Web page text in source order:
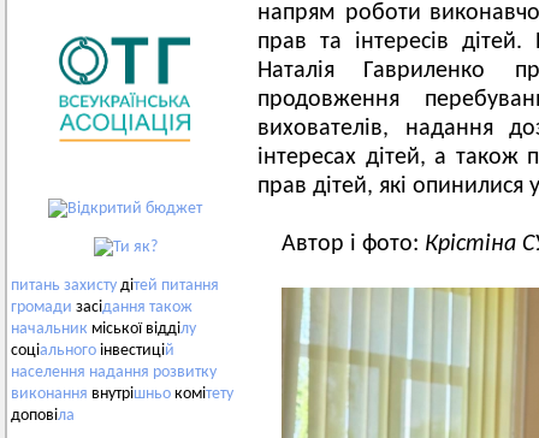
питань захисту дітей питання
громади засідання також
начальник міської відділу
соціального інвестицій
населення надання розвитку
виконання внутрішньо комітету
доповіла
напрям роботи
прав та інтересів
Наталія Гавриленко
продовження
вихователів, надання
інтересах дітей, а також
прав дітей, які опинилися
Автор і фото: Крістіна